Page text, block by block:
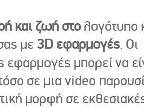
και ζωή στο λογότυπο
με 3D εφαρμογές. Οι
εφαρμογές μπορεί να
σε μια video
μορφή σε